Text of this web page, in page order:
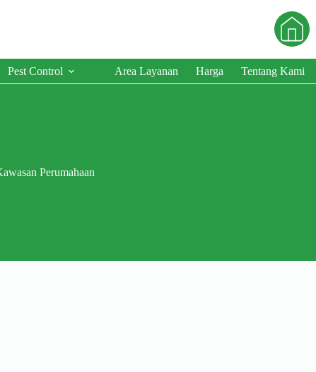
Pest Control Area Layanan Harga Tentang Kami
Perumahaan